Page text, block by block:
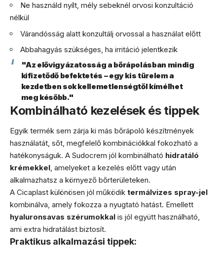
Ne használd nyílt, mély sebeknél orvosi konzultáció
nélkül
Várandósság alatt konzultálj orvossal a használat előtt
Abbahagyás szükséges, ha irritáció jelentkezik
"Az elővigyázatosság a bőrápolásban mindig
kifizetődő befektetés – egy kis türelem a
kezdetben sok kellemetlenségtől kímélhet
meg később."
Kombinálható kezelések és tippek
Egyik termék sem zárja ki más bőrápoló készítmények
használatát, sőt, megfelelő kombinációkkal fokozható a
hatékonyságuk. A Sudocrem jól kombinálható hidratáló
krémekkel, amelyeket a kezelés előtt vagy után
alkalmazhatsz a környező bőrterületeken.
A Cicaplast különösen jól működik termálvizes spray-jel
kombinálva, amely fokozza a nyugtató hatást. Emellett
hyaluronsavas szérumokkal is jól együtt használható,
ami extra hidratálást biztosít.
Praktikus alkalmazási tippek: